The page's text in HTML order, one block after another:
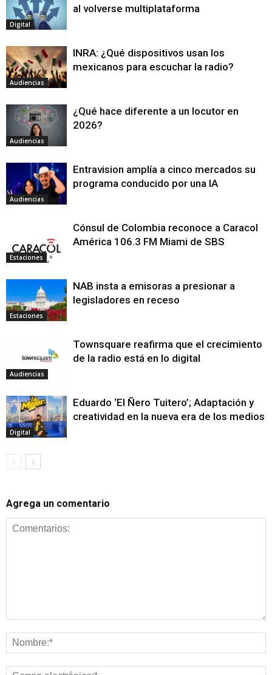
Digital
al volverse multiplataforma
Audiencias
INRA: ¿Qué dispositivos usan los
mexicanos para escuchar la radio?
Audiencias
¿Qué hace diferente a un locutor en
2026?
Audiencias
Entravision amplía a cinco mercados su
programa conducido por una IA
Estaciones
Cónsul de Colombia reconoce a Caracol
América 106.3 FM Miami de SBS
Estaciones
NAB insta a emisoras a presionar a
legisladores en receso
Audiencias
Townsquare reafirma que el crecimiento
de la radio está en lo digital
Digital
Eduardo ‘El Ñero Tuitero’; Adaptación y
creatividad en la nueva era de los medios
Agrega un comentario